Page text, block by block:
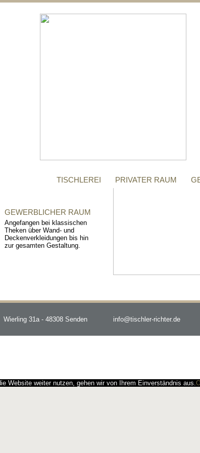
TISCHLEREI PRIVATER RAUM
GEWERBLICHER RAUM
Angefangen bei klassischen
Theken über Wand- und
Deckenverkleidungen bis hin
zur gesamten Gestaltung.
Wierling 31a - 48308 Senden info@tischler-richter.de
Website weiter nutzen, gehen wir von Ihrem Einverständnis aus.